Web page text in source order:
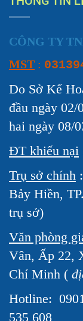
CÔNG TY
MST :
Do Sở Kế
đầu ngày 02/
hai ngày 08/
ĐT khiếu nại
Trụ sở chính
Bảy Hiền,
trụ sở)
Văn phòng
Vân, Ấp 22,
Chí Minh (
Hotline:
535 608